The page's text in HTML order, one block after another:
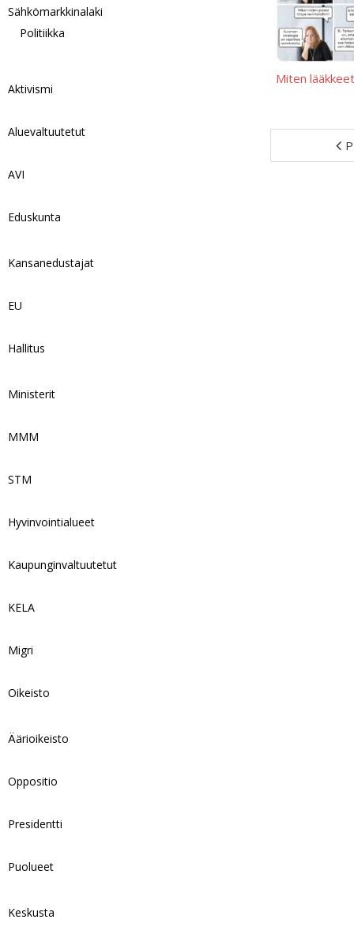
Miten
Sähkömarkkinalaki
Politiikka
Aktivismi
Aluevaltuutetut
AVI
Eduskunta
Kansanedustajat
EU
Hallitus
Ministerit
MMM
STM
Hyvinvointialueet
Kaupunginvaltuutetut
KELA
Migri
Oikeisto
Äärioikeisto
Oppositio
Presidentti
Puolueet
Keskusta